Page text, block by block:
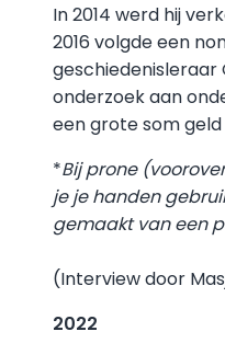
In 2014 werd hij
2016 volgde een
geschiedenisleraar
onderzoek aan
een grote som
*Bij prone
je je handen
gemaakt van een
(Interview door
2022